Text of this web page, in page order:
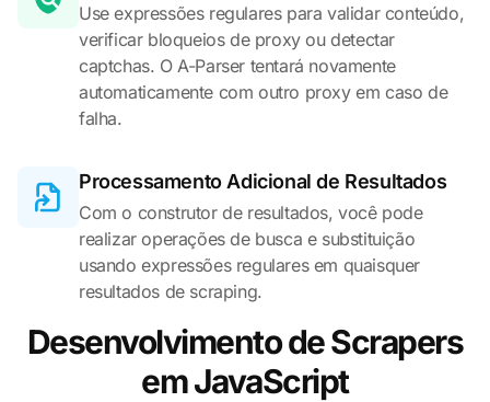
Use expressões regulares para validar conteúdo,
verificar bloqueios de proxy ou detectar
captchas. O A-Parser tentará novamente
automaticamente com outro proxy em caso de
falha.
Processamento Adicional de Resultados
Com o construtor de resultados, você pode
realizar operações de busca e substituição
usando expressões regulares em quaisquer
resultados de scraping.
Desenvolvimento de Scrapers
em JavaScript